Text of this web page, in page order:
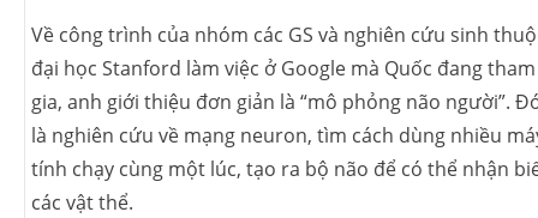
Về công trình của nhóm các GS và nghiên cứu sinh
đại học Stanford làm việc ở Google mà Quốc đang tham
gia, anh giới thiệu đơn giản là “mô phỏng não người”.
là nghiên cứu về mạng neuron, tìm cách dùng nhiều
tính chạy cùng một lúc, tạo ra bộ não để có thể nhận
các vật thể.